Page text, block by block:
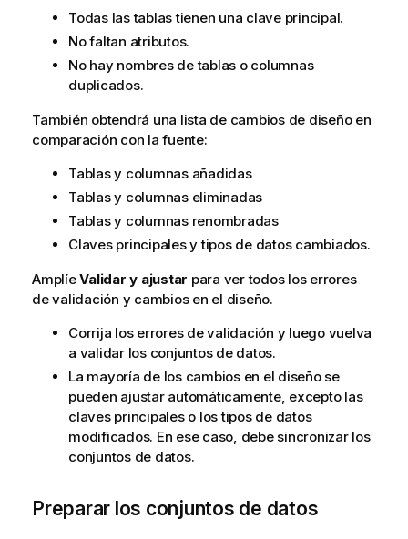
Todas las tablas tienen una clave principal.
No faltan atributos.
No hay nombres de tablas o columnas
duplicados.
También obtendrá una lista de cambios de diseño en
comparación con la fuente:
Tablas y columnas añadidas
Tablas y columnas eliminadas
Tablas y columnas renombradas
Claves principales y tipos de datos cambiados.
AmplíeValidar y ajustar para ver todos los errores
de validación y cambios en el diseño.
Corrija los errores de validación y luego vuelva
a validar los conjuntos de datos.
La mayoría de los cambios en el diseño se
pueden ajustar automáticamente, excepto las
claves principales o los tipos de datos
modificados. En ese caso, debe sincronizar los
conjuntos de datos.
Preparar los conjuntos de datos